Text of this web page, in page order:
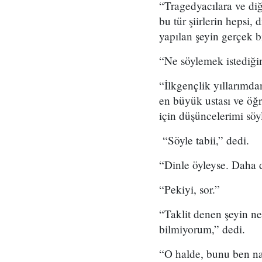
“Tragedyacılara ve
bu tür şiirlerin hepsi,
yapılan şeyin gerçek
“Ne söylemek
“İlkgençlik
en büyük ustası ve
için düşüncelerimi
“Söyle tabii,” dedi.
“Dinle öyleyse. Daha
“Pekiyi, sor.”
“Taklit denen şeyin
bilmiyorum,” dedi.
“O halde, bunu ben